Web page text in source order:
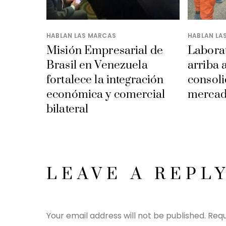
HABLAN LAS MARCAS
Misión Empresarial de
Brasil en Venezuela
fortalece la integración
económica y comercial
bilateral
HABLAN
arriba
LEAVE A
Your email address will not be published.